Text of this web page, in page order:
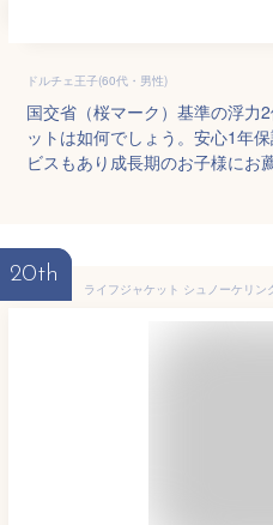
ドルチェ王子(60代・男性)
国交省（桜マーク）基準の浮力
ットは如何でしょう。安心1年
ビスもあり成長期のお子様にお
20th